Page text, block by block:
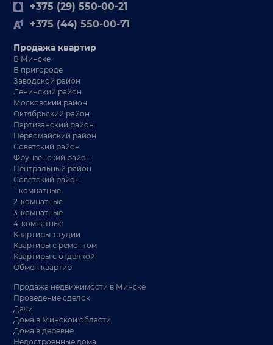
+375 (29) 550-00-21
+375 (44) 550-00-71
Продажа квартир
В Минске
В пригороде
Заводской район
Ленинский район
Московский район
Октябрьский район
Партизанский район
Первомайский район
Советский район
Фрунзенский район
Центральный район
Советский район
1-комнатные
2-комнатные
3-комнатные
4-комнатные
Квартиры-студии
Квартиры с ремонтом
Квартиры с отделкой
Обмен квартир
Продажа недвижимости в Минске
Проведение сделок
Дачи
Дома в Минской области
Дома в деревне
Недостроенные дома